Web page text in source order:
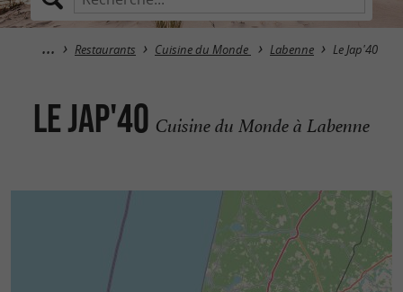
Restaurants Cuisine du Monde Labenne Le Jap'40
Le Jap'40 Cuisine du Monde à Labenne